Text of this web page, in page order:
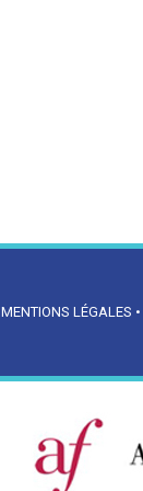
MENTIONS LÉGALES •